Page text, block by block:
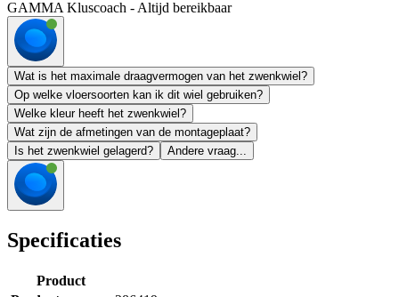
GAMMA Kluscoach - Altijd bereikbaar
Wat is het maximale draagvermogen van het zwenkwiel?
Op welke vloersoorten kan ik dit wiel gebruiken?
Welke kleur heeft het zwenkwiel?
Wat zijn de afmetingen van de montageplaat?
Is het zwenkwiel gelagerd?
Andere vraag...
Specificaties
Product